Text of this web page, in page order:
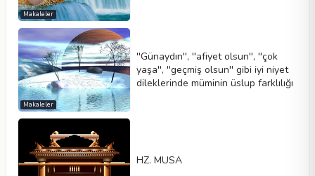
Makaleler
Makaleler
''Günaydın'', ''afiyet olsun'', ''çok
yaşa'', ''geçmiş olsun'' gibi iyi niyet
dileklerinde müminin üslup farklılığı
HZ. MUSA